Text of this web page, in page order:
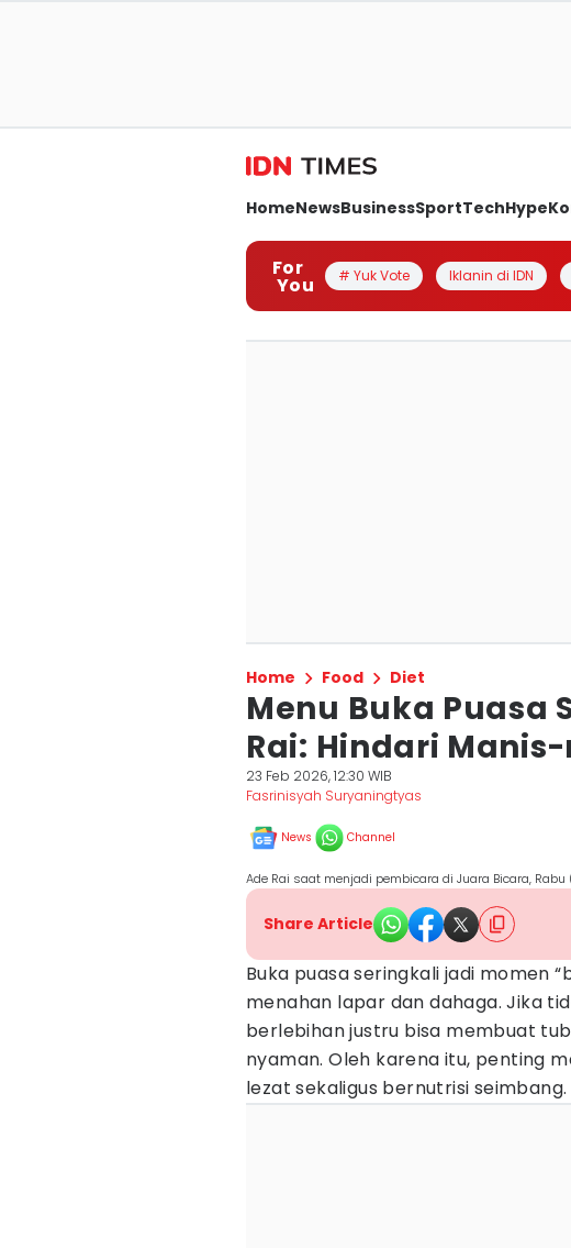
HomeNewsBusinessSportTechHype
For
You # Yuk Vote Iklanin di IDN
Home Food Diet
Menu Buka Puasa
Rai: Hindari
23 Feb 2026, 12:30 WIB
Fasrinisyah Suryaningtyas
News Channel
Ade Rai saat menjadi pembicara di Juara Bicara,
Share Article
Buka puasa seringkali jadi momen
menahan lapar dan dahaga. Jika
berlebihan justru bisa membuat
nyaman. Oleh karena itu, penting
lezat sekaligus bernutrisi seimbang.